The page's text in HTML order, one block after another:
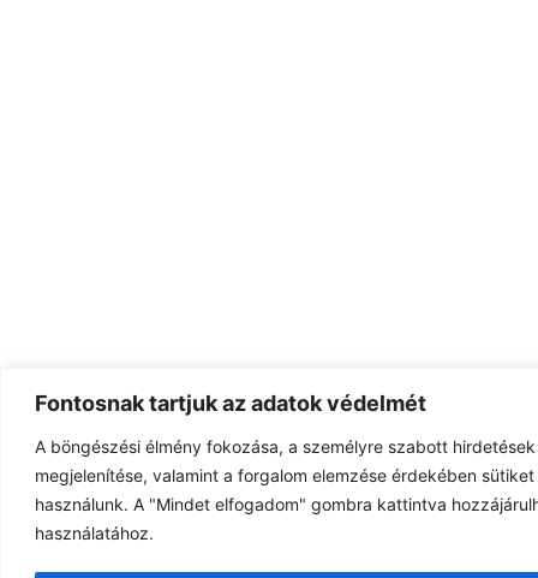
Fontosnak tartjuk az adatok védelmét
A böngészési élmény fokozása, a személyre szabott
megjelenítése, valamint a forgalom elemzése érdekében
használunk. A "Mindet elfogadom" gombra kattintva
használatához.